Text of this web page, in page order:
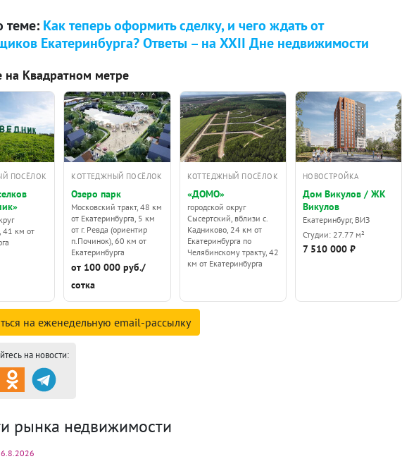
теме: Как теперь оформить сделку, и чего ждать от
Екатеринбурга? Ответы – на XXII Дне недвижимости
на Квадратном метре
ПОСЁЛОК
41 км от
КОТТЕДЖНЫЙ ПОСЁЛОК
Озеро парк
Московский тракт, 48 км
от Екатеринбурга, 5 км
от г. Ревда (ориентир
п.Починок), 60 км от
Екатеринбурга
от 100 000 руб./
сотка
КОТТЕДЖНЫЙ ПОСЁЛОК
«ДОМО»
городской округ
Сысертский, вблизи с.
Кадниково, 24 км от
Екатеринбурга по
Челябинскому тракту, 42
км от Екатеринбурга
НОВОСТРОЙКА
Дом Викулов / ЖК
Викулов
Екатеринбург, ВИЗ
Студии: 27.77 м²
7 510 000 ₽
на еженедельную email-рассылку
на новости:
рынка недвижимости
6.8.2026